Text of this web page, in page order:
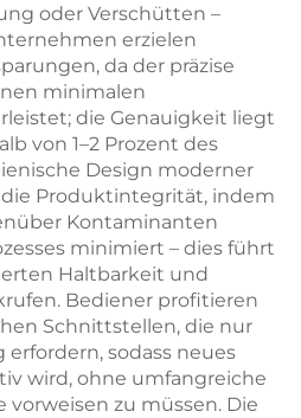
oder Verschütten –
erzielen
da der präzise
minimalen
die Genauigkeit liegt
von 1–2 Prozent des
Design moderner
Produktintegrität, indem
Kontaminanten
minimiert – dies führt
Haltbarkeit und
Bediener profitieren
Schnittstellen, die nur
sodass neues
wird, ohne umfangreiche
zu müssen. Die